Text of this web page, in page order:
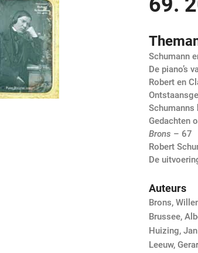
Schumann
De piano’s
Robert en
Schumanns
Gedachten
Brons – 67
Robert
De
Auteurs
Brons,
Brussee,
Huizing,
Leeuw,